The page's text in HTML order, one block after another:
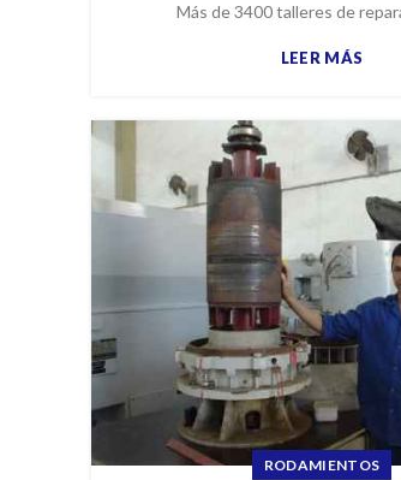
Más de 3400 talleres de
LEER MÁS
RODAMIENTOS